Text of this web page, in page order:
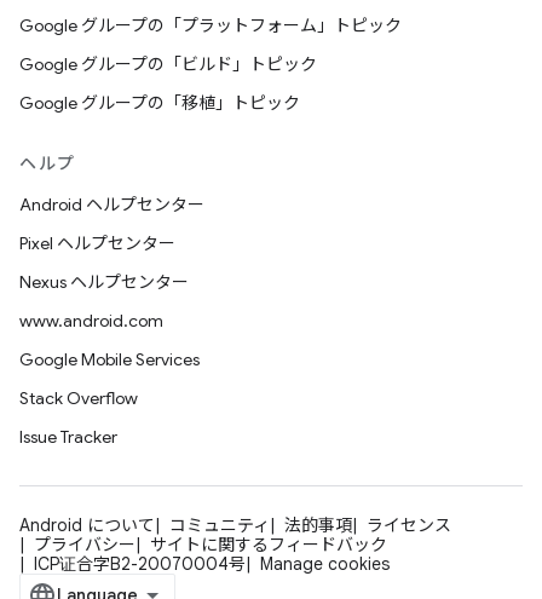
Google グループの「プラットフォーム」トピック
Google グループの「ビルド」トピック
Google グループの「移植」トピック
ヘルプ
Android ヘルプセンター
Pixel ヘルプセンター
Nexus ヘルプセンター
www.android.com
Google Mobile Services
Stack Overflow
Issue Tracker
Android について コミュニティ 法的事項
ライセンス
プライバシー
サイトに関するフィードバック
ICP证合字B2-20070004号
Manage cookies